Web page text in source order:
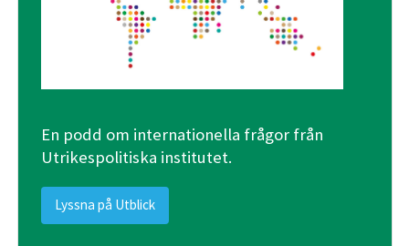
En podd om internationella frågor från
Utrikespolitiska institutet.
Lyssna på Utblick